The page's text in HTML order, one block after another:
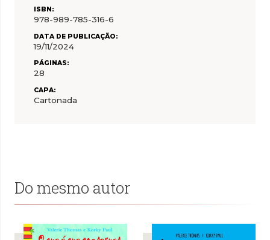
ISBN:
978-989-785-316-6
DATA DE PUBLICAÇÃO:
19/11/2024
PÁGINAS:
28
CAPA:
Cartonada
Do mesmo autor